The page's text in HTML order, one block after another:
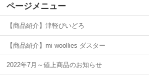
ページメニュー
【商品紹介】津軽びいどろ
【商品紹介】mi woollies ダスター
2022年7月～値上商品のお知らせ